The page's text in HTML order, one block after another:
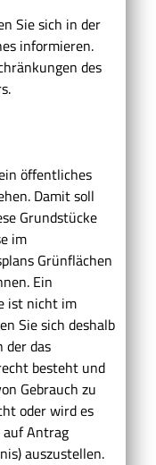
Sie sich in der
informieren.
des
öffentliches
Damit soll
Grundstücke
im
Grünflächen
Ein
ist nicht im
Sie sich deshalb
der das
besteht und
Gebrauch zu
oder wird es
auf Antrag
auszustellen.